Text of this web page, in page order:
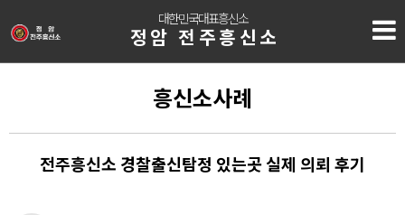
대한민국대표흥신소
정암 전주흥신소
흥신소사례
전주흥신소 경찰출신탐정 있는곳 실제 의뢰 후기